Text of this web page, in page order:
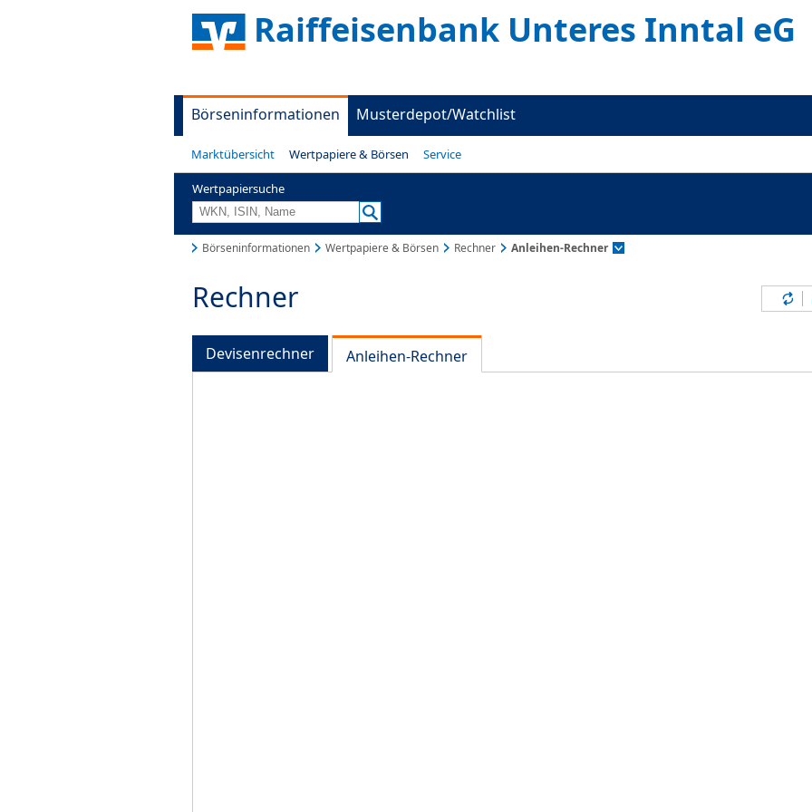
Raiffeisenbank Unteres Inntal eG
Börseninformationen Musterdepot/Watchlist
Marktübersicht Wertpapiere & Börsen Service
Wertpapiersuche
Börseninformationen Wertpapiere & Börsen Rechner Anleihen-Rechner
Rechner
Devisenrechner Anleihen-Rechner